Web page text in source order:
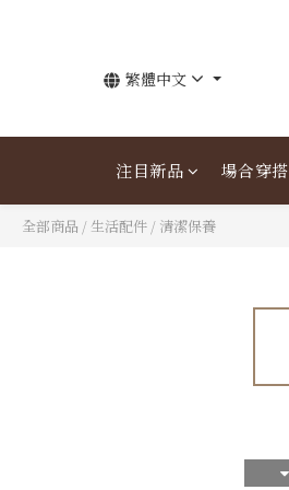
注目新品 場合穿搭
繁體中文
全部商品 / 生活配件 / 清潔保養